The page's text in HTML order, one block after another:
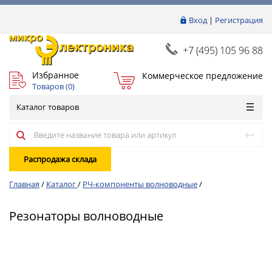
Вход| Регистрация
+7 (495) 105 96 88
Избранное
Товаров (0)
Коммерческое предложение
Каталог товаров
Распродажа склада
Главная / Каталог/ РЧ-компоненты волноводные/
Резонаторы волноводные